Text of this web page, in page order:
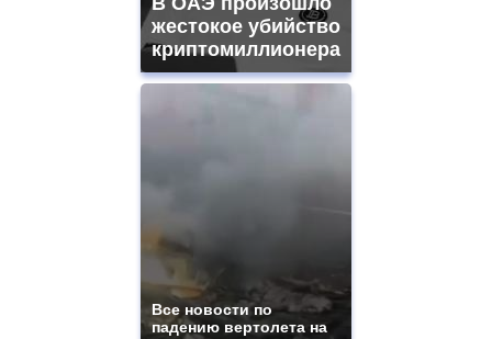
жестокое убийство
криптомиллионера
Все новости по
падению вертолета на